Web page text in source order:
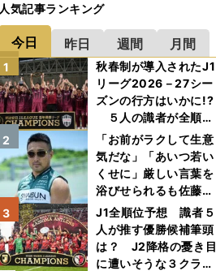
人気記事ランキング
今日 昨日 週間 月間
秋春制が導入されたJ1
リーグ2026－27シー
ズンの行方はいかに!?
５人の識者が全順位
を大胆予想
1
「お前がラクして生意
気だな」「あいつ若い
くせに」厳しい言葉を
浴びせられるも佐藤慎
太郎が貫いた誇りとフ
ァンへの思い
2
J1全順位予想 識者５
人が推す優勝候補筆頭
は？ J2降格の憂き目
に遭いそうな３クラブ
3